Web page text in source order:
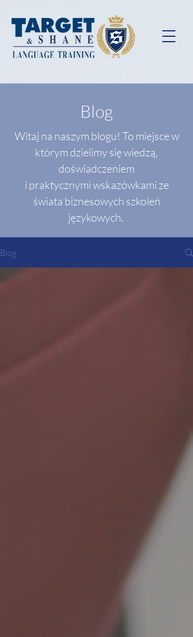
Blog
Witaj na naszym blogu! To miejsce w
którym dzielimy się wiedzą,
doświadczeniem
i praktycznymi wskazówkami ze
świata biznesowych szkoleń
językowych.
Blog